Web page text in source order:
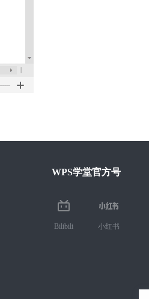
WPS学堂官方号
Bilibili 小红书